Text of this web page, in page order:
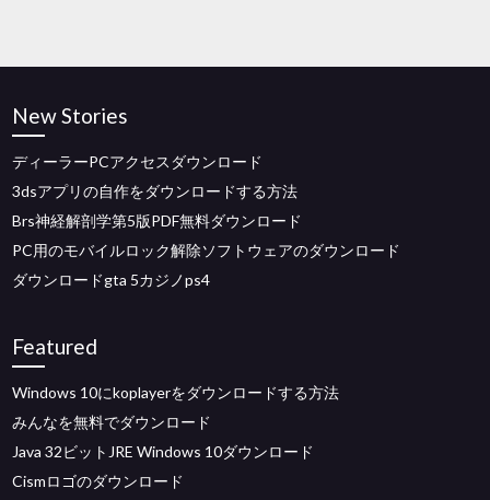
New Stories
ディーラーPCアクセスダウンロード
3dsアプリの自作をダウンロードする方法
Brs神経解剖学第5版PDF無料ダウンロード
PC用のモバイルロック解除ソフトウェアのダウンロード
ダウンロードgta 5カジノps4
Featured
Windows 10にkoplayerをダウンロードする方法
みんなを無料でダウンロード
Java 32ビットJRE Windows 10ダウンロード
Cismロゴのダウンロード